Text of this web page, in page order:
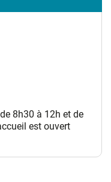
dans un
8h30 à 12h et de
est ouvert